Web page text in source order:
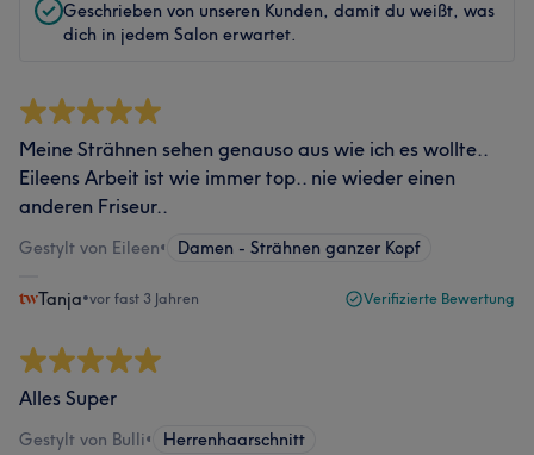
Geschrieben von unseren Kunden, damit du weißt, was
dich in jedem Salon erwartet.
Meine Strähnen sehen genauso aus wie ich es wollte..
Eileens Arbeit ist wie immer top.. nie wieder einen
anderen Friseur..
Gestylt von Eileen• Damen - Strähnen ganzer Kopf
Tanja•vor fast 3 Jahren Verifizierte Bewertung
Alles Super
Gestylt von Bulli• Herrenhaarschnitt